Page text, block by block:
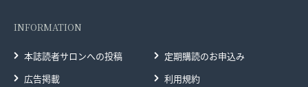
INFORMATION
本誌読者サロンへの投稿
定期購読のお申込み
広告掲載
利用規約